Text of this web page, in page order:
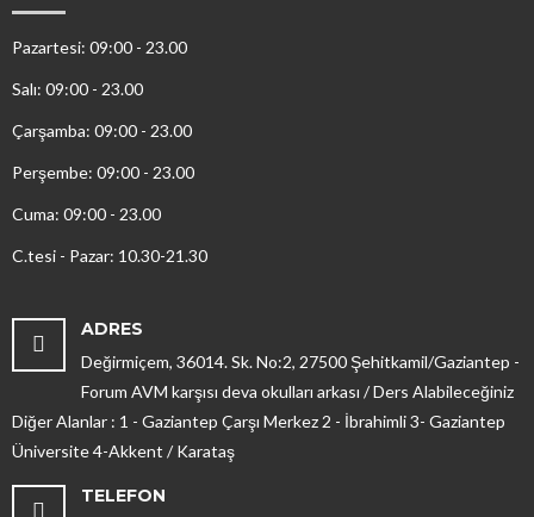
Pazartesi: 09:00 - 23.00
Salı: 09:00 - 23.00
Çarşamba: 09:00 - 23.00
Perşembe: 09:00 - 23.00
Cuma: 09:00 - 23.00
C.tesi - Pazar: 10.30-21.30
ADRES
Değirmiçem, 36014. Sk. No:2, 27500 Şehitkamil/Gaziantep -
Forum AVM karşısı deva okulları arkası / Ders Alabileceğiniz
Diğer Alanlar : 1 - Gaziantep Çarşı Merkez 2 - İbrahimli 3- Gaziantep
Üniversite 4-Akkent / Karataş
TELEFON